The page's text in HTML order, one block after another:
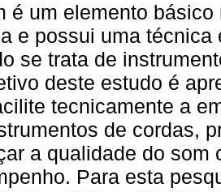
é um elemento básico
e possui uma técnica
se trata de
deste estudo é
tecnicamente a
de cordas,
a qualidade do som
Para esta